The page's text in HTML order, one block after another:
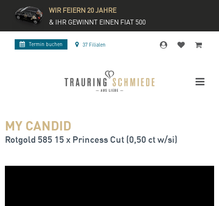
WIR FEIERN 20 JAHRE
& IHR GEWINNT EINEN FIAT 500
Termin buchen 37 Filialen
MY CANDID
Rotgold 585 15 x Princess Cut (0,50 ct w/si)